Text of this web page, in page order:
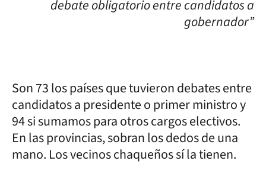
debate obligatorio entre candidatos a
gobernador”
Son 73 los países que tuvieron debates entre
candidatos a presidente o primer ministro y
94 si sumamos para otros cargos electivos.
En las provincias, sobran los dedos de una
mano. Los vecinos chaqueños sí la tienen.